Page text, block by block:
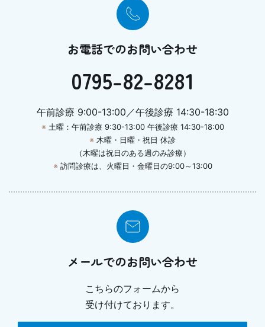
お電話でのお問い合わせ
0795-82-8281
午前診療 9:00-13:00／午後診療 14:30-18:30
※土曜：午前診療 9:30-13:00 午後診療 14:30-18:00
※ 木曜・日曜・祝日 休診
（木曜は祝日のある週のみ診療）
※訪問診療は、火曜日・金曜日の9:00～13:00
メールでのお問い合わせ
こちらのフォームから
受け付けております。